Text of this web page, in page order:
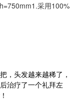
采用100%
，头发越来越稀了，
治疗了一个礼拜左